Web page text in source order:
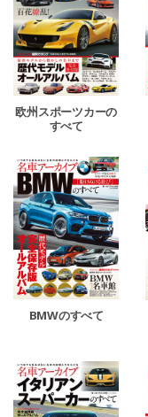
欧州スポーツカーの
すべて
BMWのすべて